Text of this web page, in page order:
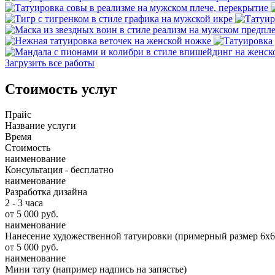
Загрузить все работы
Стоимость услуг
Прайс
Название услуги
Время
Стоимость
наименование
Консультация - бесплатно
наименование
Разработка дизайна
2 - 3 часа
от 5 000 руб.
наименование
Нанесение художественной татуировки (примерный размер
от 5 000 руб.
наименование
Мини тату (например надпись на запястье)